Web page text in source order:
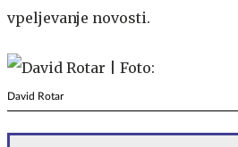
vpeljevanje novosti.
David Rotar